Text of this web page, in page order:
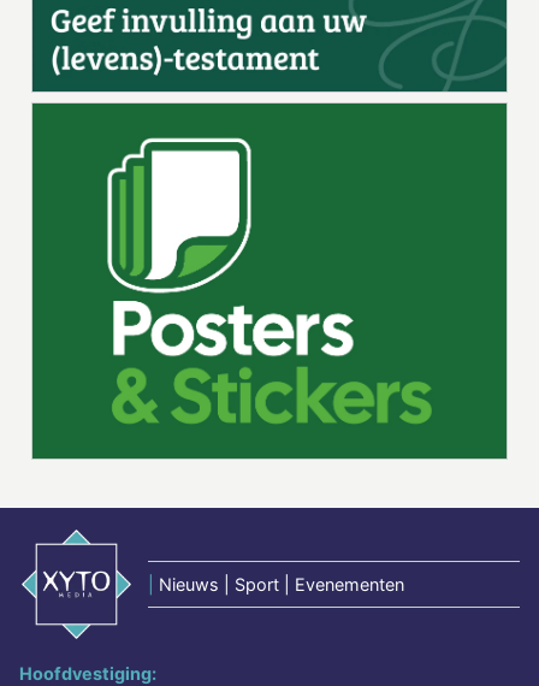
Nieuws | Sport | Evenementen
Hoofdvestiging: